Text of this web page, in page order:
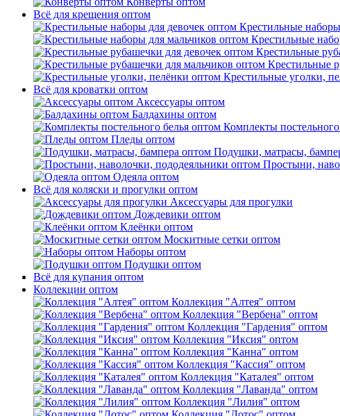
Всё для крещения оптом
Крестильные
Крестильные
Крестильные
Крестильные
Крестильные уголки,
Всё для кроватки оптом
Аксессуары оптом
Балдахины оптом
Комплекты
Пледы оптом
Подушки, матрасы,
Простыни,
Одеяла оптом
Всё для коляски и прогулки оптом
Аксессуары для прогулки
Дождевики оптом
Клеёнки оптом
Москитные сетки оптом
Наборы оптом
Подушки оптом
Всё для купания оптом
Коллекции оптом
Коллекция "Алтея" оптом
Коллекция "Вербена" оптом
Коллекция "Гардения" оптом
Коллекция "Иксия" оптом
Коллекция "Канна" оптом
Коллекция "Кассия" оптом
Коллекция "Каталея" оптом
Коллекция "Лаванда" оптом
Коллекция "Лилия" оптом